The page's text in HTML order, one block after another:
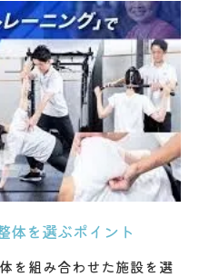
体を選ぶポイント
を組み合わせた施設を選